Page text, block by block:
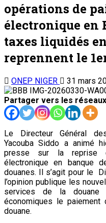
opérations de
électronique en
taxes liquidés
reprennent le
ONEP NIGER
31 mars
Partager vers les réseaux
Le Directeur Général
Yacouba Siddo a animé
presse sur la reprise
électronique en banque
douanes. Il s’agit pour le
l’opinion publique les
services de la douane
économiques le
douane.